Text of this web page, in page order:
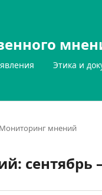
Этика и
Мониторинг мнений
сентябрь